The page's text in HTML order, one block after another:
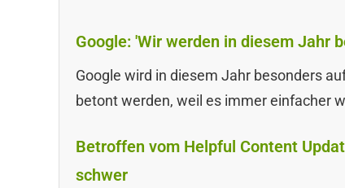
Google: 'Wir werden in diesem Jahr
Google wird in diesem Jahr besonders
betont werden, weil es immer einfacher
Betroffen vom Helpful Content
schwer